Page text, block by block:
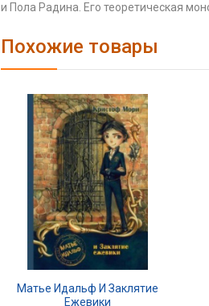
и Пола Радина. Его теоретическая
Похожие товары
Матье Идальф И Заклятие
Ежевики